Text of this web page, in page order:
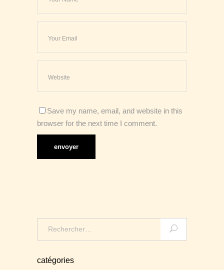
Save my name, email, and website in this
browser for the next time I comment.
catégories